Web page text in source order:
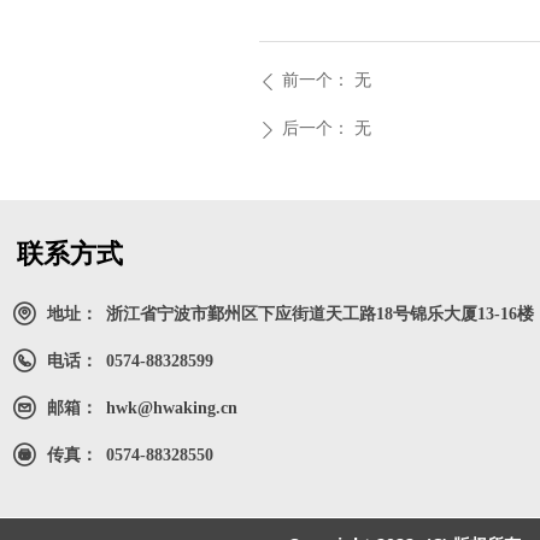
ꄴ 前一个： 无
ꄲ 后一个： 无
地址： 浙江省宁波市鄞州区下应街道天工路18号锦乐大厦13-16楼
电话： 0574-88328599
邮箱： hwk@hwaking.cn
传真： 0574-88328550
联系方式